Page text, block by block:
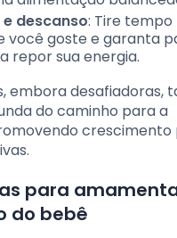
descanso: Tire
você goste e garanta
repor sua energia.
embora desafiadoras,
do caminho para a
crescimento
para
do bebê